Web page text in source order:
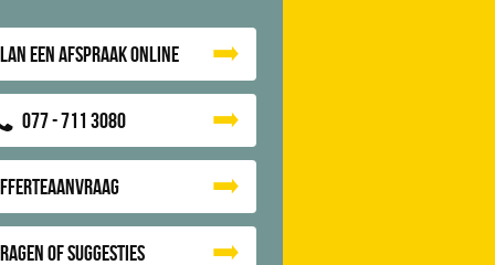
een afspraak online
077 - 711 3080
of suggesties